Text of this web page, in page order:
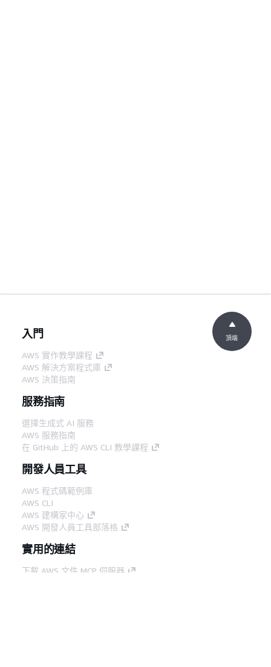
入門
AWS 實作教學課程
AWS 解決方案程式庫
AWS 決策指南
服務指南
選擇生成式 AI 服務
AWS 服務指南
在 GitHub 上的 AWS CLI 教學課程
開發人員工具
AWS 程式碼範例庫
AWS CLI
AWS 建構家中心
AWS 開發人員工具部落格
實用的連結
下載 AWS 文件 MCP 伺服器
頂端